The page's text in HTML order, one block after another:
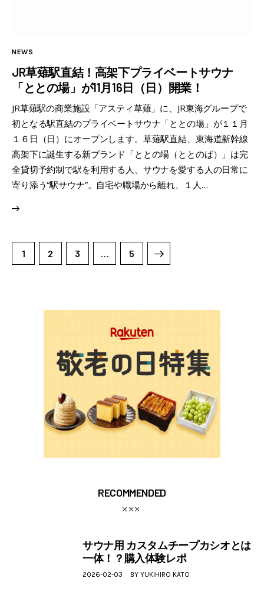
NEWS
JR草薙駅直結！高架下プライベートサウナ
「ととの場」が11月16日（日）開業！
JR草薙駅の商業施設「アスティ草薙」に、JR東海グループで
初となる駅直結のプライベートサウナ「ととの場」が１１月
１６日（日）にオープンします。草薙駅直結、東海道新幹線
高架下に誕生する新ブランド「ととの場（ととのば）」は完
全貸切予約制で駅を利用する人、サウナを愛する人の日常に
寄り添う“駅サウナ”。自宅や職場から離れ、１人…
1 2 3 5
RECOMMENDED
サウナ用 カスタムチープカシオとは
一体！？購入体験レポ
2026-02-03 BYYUKIHIRO KATO